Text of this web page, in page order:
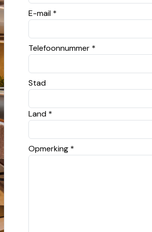
E-mail *
Telefoonnummer *
Stad
Land *
Opmerking *